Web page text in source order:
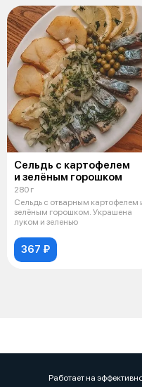
Сельдь с картофелем
и зелёным горошком
280 г
Сельдь с отварным картофелем
зелёным горошком. Украшена
луком и зеленью
367 ₽
Работает на